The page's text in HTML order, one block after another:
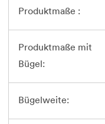
Produktmaße :
Produktmaße mit
Bügel:
Bügelweite: